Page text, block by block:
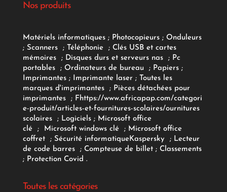
Nos produits
Matériels informatiques; Photocopieurs; Onduleurs
; Scanners ; Téléphonie ; Clés USB et cartes
mémoires
; Disques durs et serveurs nas ; Pc
portables
; Ordinateurs de bureau ; Papiers;
Imprimantes;Imprimante laser; Toutes les
marques d'imprimantes
; Pièces détachées pour
imprimantes
; F https://www.africapap.com/categori
e-produit/articles-et-fournitures-scolaires/ournitures
scolaires; Logiciels ; Microsoft office
clé
; Microsoft windows clé; Microsoft office
coffret ; Sécurité informatiqueKaspersky ; Lecteur
de code barres
; Compteuse de billet; Classements
; Protection Covid .
Toutes les catégories